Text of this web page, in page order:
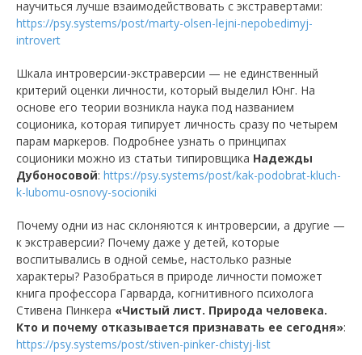
научиться лучше взаимодействовать с экстравертами:
https://psy.systems/post/marty-olsen-lejni-nepobedimyj-
introvert
Шкала интроверсии-экстраверсии — не единственный
критерий оценки личности, который выделил Юнг. На
основе его теории возникла наука под названием
соционика, которая типирует личность сразу по четырем
парам маркеров. Подробнее узнать о принципах
соционики можно из статьи типировщика Надежды
Дубоносовой: https://psy.systems/post/kak-podobrat-kluch-
k-lubomu-osnovy-socioniki
Почему одни из нас склоняются к интроверсии, а другие —
к экстраверсии? Почему даже у детей, которые
воспитывались в одной семье, настолько разные
характеры? Разобраться в природе личности поможет
книга профессора Гарварда, когнитивного психолога
Стивена Пинкера «Чистый лист. Природа человека.
Кто и почему отказывается признавать ее сегодня»:
https://psy.systems/post/stiven-pinker-chistyj-list